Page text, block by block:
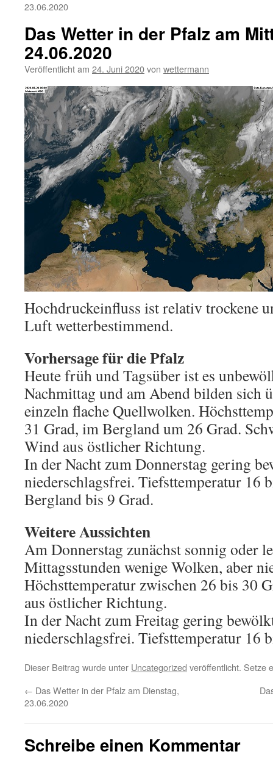
23.06.2020
Das Wetter in der Pfalz am
24.06.2020
Veröffentlicht am 24. Juni 2020von wettermann
Hochdruckeinfluss ist relativ trockene
Luft wetterbestimmend.
Vorhersage für die Pfalz
Heute früh und Tagsüber ist es
Nachmittag und am Abend bilden sich
einzeln flache Quellwolken.
31 Grad, im Bergland um 26 Grad.
Wind aus östlicher Richtung.
In der Nacht zum Donnerstag gering
niederschlagsfrei. Tiefsttemperatur 16
Bergland bis 9 Grad.
Weitere Aussichten
Am Donnerstag zunächst sonnig oder
Mittagsstunden wenige Wolken, aber
Höchsttemperatur zwischen 26 bis 30
aus östlicher Richtung.
In der Nacht zum Freitag gering
niederschlagsfrei. Tiefsttemperatur 16
Dieser Beitrag wurde unter Uncategorized veröffentlicht. Setze
← Das Wetter in der Pfalz am Dienstag,
23.06.2020
Schreibe einen Kommentar